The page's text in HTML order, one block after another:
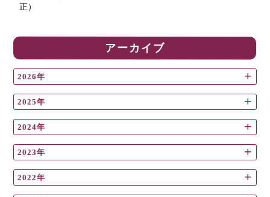
正）
アーカイブ
2026年
2025年
2024年
2023年
2022年